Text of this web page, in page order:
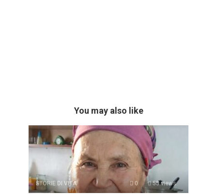
You may also like
STORIE DI VITA 0 55 views